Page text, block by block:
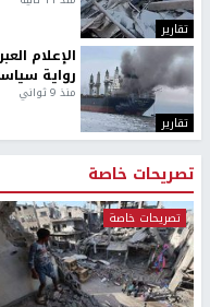
تقارير
تقارير
الإعلام
رواية
منذ 9 ثواني
تصريحات خاصة
تصريحات خاصة